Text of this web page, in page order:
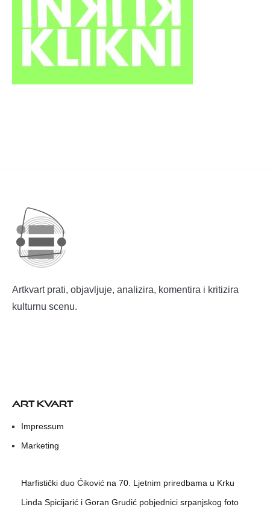
Artkvart prati, objavljuje, analizira, komentira i kritizira
kulturnu scenu.
ART KVART
Impressum
Marketing
Harfistički duo Ćiković na 70. Ljetnim priredbama u Krku
Linda Spicijarić i Goran Grudić pobjednici srpanjskog foto